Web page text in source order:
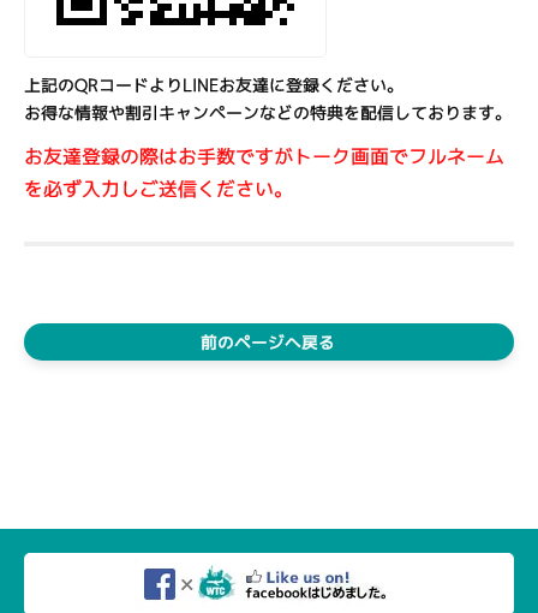
上記のQRコードよりLINEお友達に登録ください。
お得な情報や割引キャンペーンなどの特典を配信しております。
お友達登録の際はお手数ですがトーク画面でフルネーム
を必ず入力しご送信ください。
前のページへ戻る